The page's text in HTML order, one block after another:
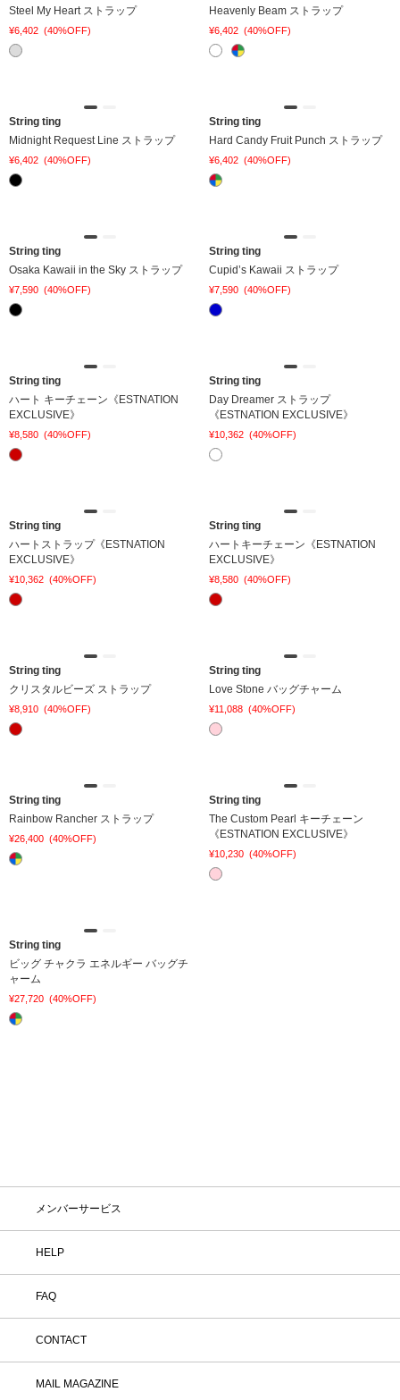
Steel My Heart ストラップ
¥6,402 (40%OFF)
Heavenly Beam ストラップ
¥6,402 (40%OFF)
String ting
Midnight Request Line ストラップ
¥6,402 (40%OFF)
String ting
Hard Candy Fruit Punch ストラップ
¥6,402 (40%OFF)
String ting
Osaka Kawaii in the Sky ストラップ
¥7,590 (40%OFF)
String ting
Cupid’s Kawaii ストラップ
¥7,590 (40%OFF)
String ting
ハート キーチェーン《ESTNATION
EXCLUSIVE》
¥8,580 (40%OFF)
String ting
Day Dreamer ストラップ
《ESTNATION EXCLUSIVE》
¥10,362 (40%OFF)
String ting
ハートストラップ《ESTNATION
EXCLUSIVE》
¥10,362 (40%OFF)
String ting
ハートキーチェーン《ESTNATION
EXCLUSIVE》
¥8,580 (40%OFF)
String ting
クリスタルビーズ ストラップ
¥8,910 (40%OFF)
String ting
Love Stone バッグチャーム
¥11,088 (40%OFF)
String ting
Rainbow Rancher ストラップ
¥26,400 (40%OFF)
String ting
The Custom Pearl キーチェーン
《ESTNATION EXCLUSIVE》
¥10,230 (40%OFF)
String ting
ビッグ チャクラ エネルギー バッグチ
ャーム
¥27,720 (40%OFF)
メンバーサービス
HELP
FAQ
CONTACT
MAIL MAGAZINE